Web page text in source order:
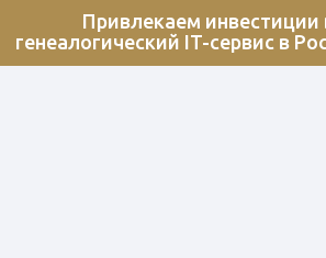
Привлекаем инвестиции
генеалогический IT-сервис в